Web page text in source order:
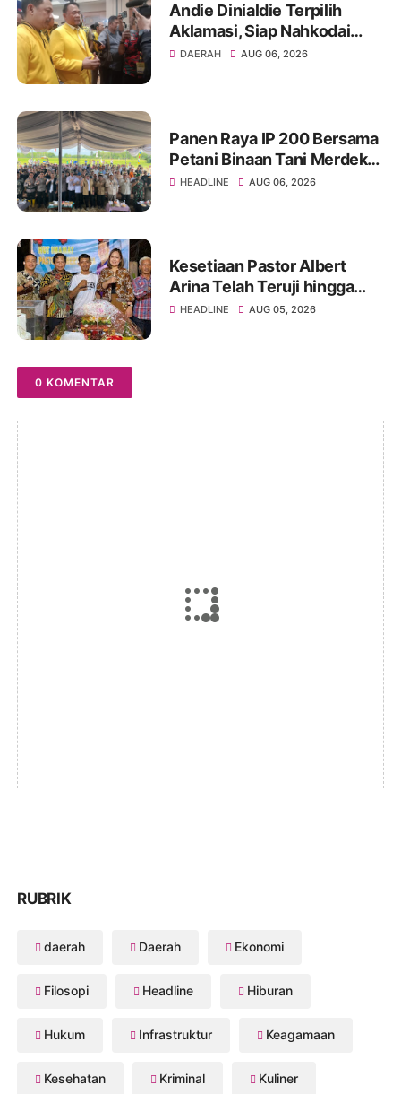
Andie Dinialdie Terpilih
Aklamasi, Siap Nahkodai
Golkar Sumsel dengan
DAERAH AUG 06, 2026
Panen Raya IP 200 Bersama
Petani Binaan Tani Merdeka
Indonesia Ogan Ilir
HEADLINE AUG 06, 2026
Kesetiaan Pastor Albert
Arina Telah Teruji hingga
Pesta Perak Imamat ke 28
HEADLINE AUG 05, 2026
0 KOMENTAR
RUBRIK
daerah Daerah Ekonomi
Filosopi Headline Hiburan
Hukum Infrastruktur Keagamaan
Kesehatan Kriminal Kuliner